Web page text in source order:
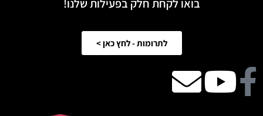
בואו לקחת חלק בפעילות שלנו!
לתרומות - לחץ כאן >
Facebook
Youtube
email